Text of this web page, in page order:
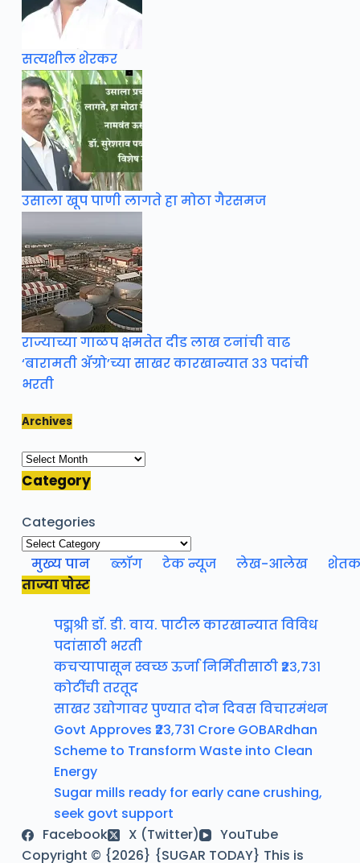
सत्यशील शेरकर
उसाला खूप पाणी लागते हा मोठा गैरसमज
राज्याच्या गाळप क्षमतेत दीड लाख टनांची वाढ
‘बारामती ॲग्रो’च्या साखर कारखान्यात ३३ पदांची
भरती
Archives
Archives
Category
Categories
मुख्य पान ब्लॉग टेक न्यूज लेख-आलेख
ताज्या पोस्ट
पद्मश्री डॉ. डी. वाय. पाटील कारखान्यात विविध
पदांसाठी भरती
कचऱ्यापासून स्वच्छ ऊर्जा निर्मितीसाठी ₹२३,७३१
कोटींची तरतूद
साखर उद्योगावर पुण्यात दोन दिवस विचारमंथन
Govt Approves ₹23,731 Crore GOBARdhan
Scheme to Transform Waste into Clean
Energy
Sugar mills ready for early cane crushing,
seek govt support
Facebook
X (Twitter)
YouTube
Copyright © {2026} {SUGAR TODAY} This is